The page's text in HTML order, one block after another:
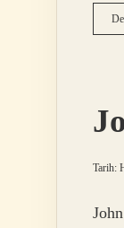
Tarih: